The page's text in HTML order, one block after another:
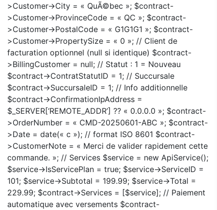
>Customer->City = « QuÃ©bec »; $contract-
>Customer->ProvinceCode = « QC »; $contract-
>Customer->PostalCode = « G1G1G1 »; $contract-
>Customer->PropertySize = « 0 »; // Client de
facturation optionnel (null si identique) $contract-
>BillingCustomer = null; // Statut : 1 = Nouveau
$contract->ContratStatutID = 1; // Succursale
$contract->SuccursaleID = 1; // Info additionnelle
$contract->ConfirmationIpAddress =
$_SERVER[‘REMOTE_ADDR’] ?? « 0.0.0.0 »; $contract-
>OrderNumber = « CMD-20250601-ABC »; $contract-
>Date = date(« c »); // format ISO 8601 $contract-
>CustomerNote = « Merci de valider rapidement cette
commande. »; // Services $service = new ApiService();
$service->IsServicePlan = true; $service->ServiceID =
101; $service->Subtotal = 199.99; $service->Total =
229.99; $contract->Services = [$service]; // Paiement
automatique avec versements $contract-